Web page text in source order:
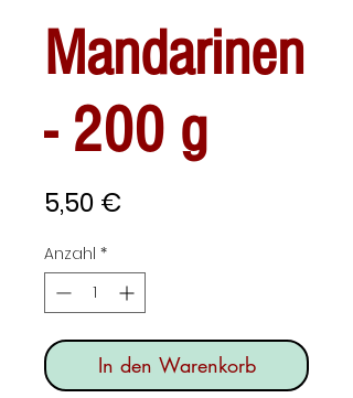
Mandarinen
- 200 g
5,50 €
Anzahl *
In den Warenkorb